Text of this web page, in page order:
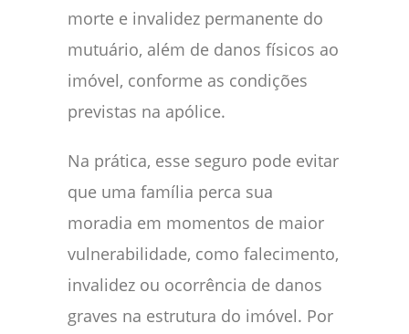
morte e invalidez permanente do
mutuário, além de danos físicos ao
imóvel, conforme as condições
previstas na apólice.
Na prática, esse seguro pode evitar
que uma família perca sua
moradia em momentos de maior
vulnerabilidade, como falecimento,
invalidez ou ocorrência de danos
graves na estrutura do imóvel. Por